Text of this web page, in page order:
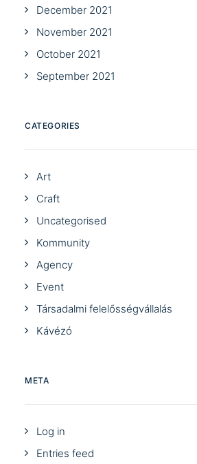
December 2021
November 2021
October 2021
September 2021
CATEGORIES
Art
Craft
Uncategorised
Kommunity
Agency
Event
Társadalmi felelősségvállalás
Kávézó
META
Log in
Entries feed